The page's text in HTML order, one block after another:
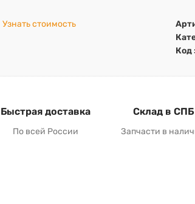
Узнать стоимость
Код
Быстрая доставка
По всей России
Склад в СПБ
Запчасти в